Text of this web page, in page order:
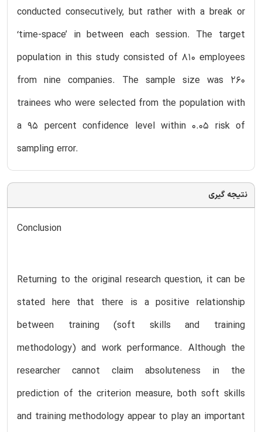
conducted consecutively, but rather with a break or
‘time-space’ in between each session. The target
population in this study consisted of 810 employees
from nine companies. The sample size was 260
trainees who were selected from the population with
a 95 percent confidence level within 0.05 risk of
sampling error.
نتیجه گیری
Conclusion
Returning to the original research question, it can be
stated here that there is a positive relationship
between training (soft skills and training
methodology) and work performance. Although the
researcher cannot claim absoluteness in the
prediction of the criterion measure, both soft skills
and training methodology appear to play an important